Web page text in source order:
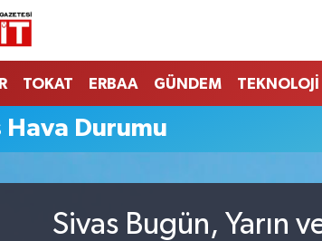
TOKAT ERBAA GÜNDEM TEKNOLOJİ
Hava Durumu
Sivas Bugün, Yarın